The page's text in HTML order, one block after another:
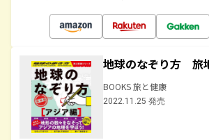
地球のなぞり方 旅
BOOKS 旅と健康
2022.11.25 発売